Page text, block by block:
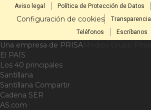
Aviso legal Política de Protección de Datos
Configuración de cookies Transparencia
Teléfonos
Escríbanos
Una empresa de PRISA
El PAÍS
Los 40 principales
Santillana
Santillana Compartir
Cadena SER
AS.com